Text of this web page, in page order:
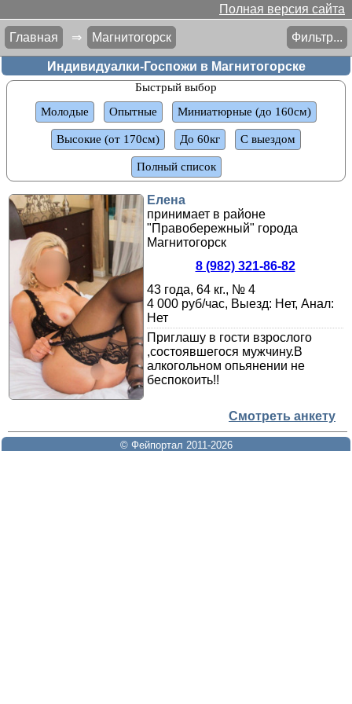
Полная версия сайта
Главная ⇒ Магнитогорск Фильтр...
Индивидуалки-Госпожи в Магнитогорске
Быстрый выбор
Молодые
Опытные Миниатюрные (до 160см)
Высокие (от 170см) До 60кг С выездом
Полный список
Елена
принимает в районе
"Правобережный" города
Магнитогорск
8 (982) 321-86-82
43 года, 64 кг., № 4
4 000 руб/час, Выезд: Нет, Анал:
Нет
Приглашу в гости взрослого
,состоявшегося мужчину.В
алкогольном опьянении не
беспокоить!!
Смотреть анкету
© Фейпортал 2011-2026